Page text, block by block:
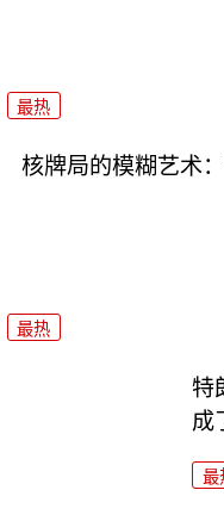
最热
核牌局的模糊艺术
最热
特
成
最